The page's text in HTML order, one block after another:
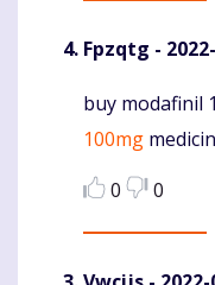
Fpzqtg -
Komentaras
buy modafinil
100mg
0
0